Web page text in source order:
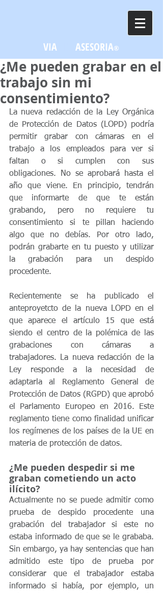
VIA ASESORIA®
¿Me pueden grabar en el
trabajo sin mi
consentimiento?
La nueva redacción de la Ley Orgánica
de Protección de Datos (LOPD) podría
permitir grabar con cámaras en el
trabajo a los empleados para ver si
faltan o si cumplen con sus
obligaciones. No se aprobará hasta el
año que viene. En principio, tendrán
que informarte de que te están
grabando, pero no requiere tu
consentimiento si te pillan haciendo
algo que no debías. Por otro lado,
podrán grabarte en tu puesto y utilizar
la grabación para un despido
procedente.
Recientemente se ha publicado el
anteproyetcto de la nueva LOPD en el
que aparece el artículo 15 que está
siendo el centro de la polémica de las
grabaciones con cámaras a
trabajadores. La nueva redacción de la
Ley responde a la necesidad de
adaptarla al Reglamento General de
Protección de Datos (RGPD) que aprobó
el Parlamento Europeo en 2016. Este
reglamento tiene como finalidad unificar
los regímenes de los países de la UE en
materia de protección de datos.
¿Me pueden despedir si me
graban cometiendo un acto
ilícito?
Actualmente no se puede admitir como
prueba de despido procedente una
grabación del trabajador si este no
estaba informado de que se le grababa.
Sin embargo, ya hay sentencias que han
admitido este tipo de prueba por
considerar que el trabajador estaba
informado si había, por ejemplo, un